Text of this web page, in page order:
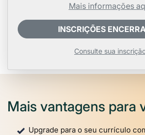
Mais informações
INSCRIÇÕES
Consulte sua
Mais vantagens para
Upgrade para o seu currículo